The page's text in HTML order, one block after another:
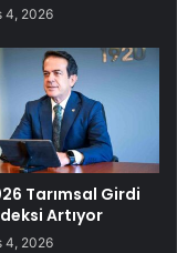
4, 2026
Tarımsal Girdi
Artıyor
4, 2026